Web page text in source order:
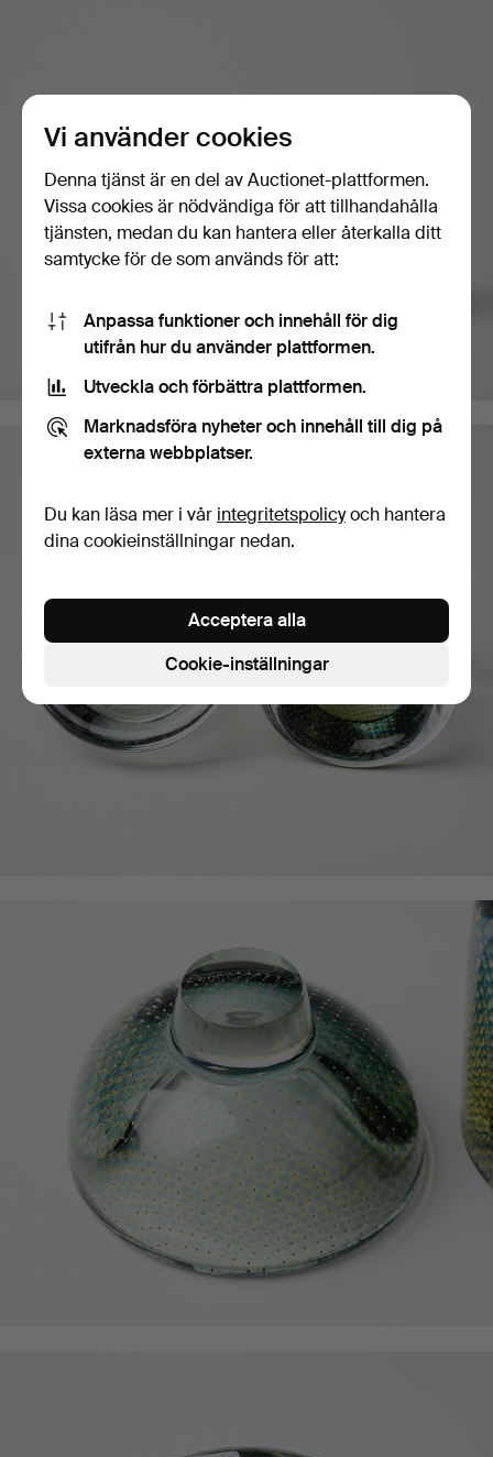
Vi använder cookies
Denna tjänst är en del av Auctionet-plattformen.
Vissa cookies är nödvändiga för att tillhandahålla
tjänsten, medan du kan hantera eller återkalla ditt
samtycke för de som används för att:
Anpassa funktioner och innehåll för dig
utifrån hur du använder plattformen.
Utveckla och förbättra plattformen.
Marknadsföra nyheter och innehåll till dig på
externa webbplatser.
Du kan läsa mer i vår integritetspolicyoch hantera
dina cookieinställningar nedan.
Cookie-inställningar
Acceptera alla